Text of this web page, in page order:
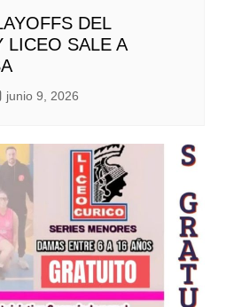
DEL
LICEO SALE A
junio 9, 2026